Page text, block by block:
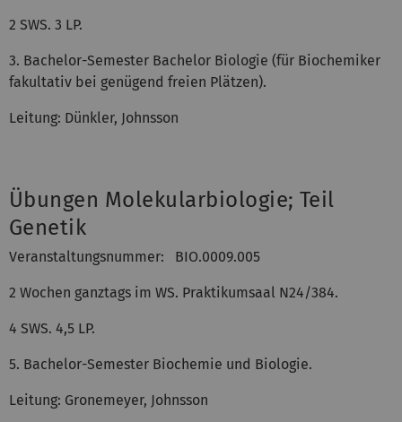
2 SWS. 3 LP.
3. Bachelor-Semester Bachelor Biologie (für Biochemiker
fakultativ bei genügend freien Plätzen).
Leitung: Dünkler, Johnsson
Übungen Molekularbiologie; Teil
Genetik
Veranstaltungsnummer: BIO.0009.005
2 Wochen ganztags im WS. Praktikumsaal N24/384.
4 SWS. 4,5 LP.
5. Bachelor-Semester Biochemie und Biologie.
Leitung: Gronemeyer, Johnsson